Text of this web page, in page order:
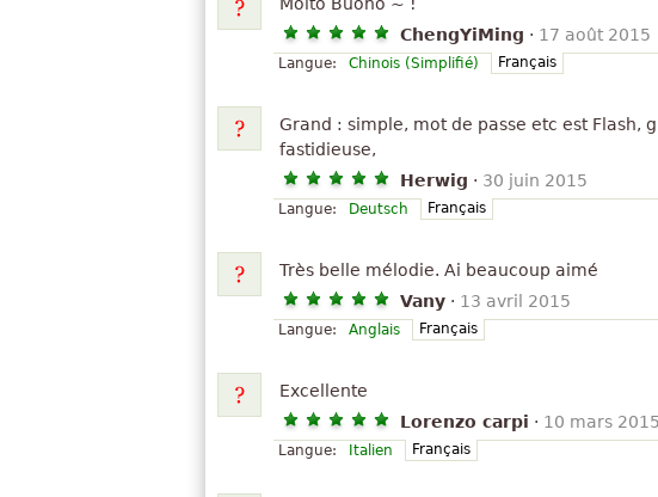
ChengYiMing · 17 août 2015
Langue: Chinois (Simplifié) Français
Grand : simple, mot de passe etc est Flash,
fastidieuse,
Herwig · 30 juin 2015
Langue: Deutsch Français
Très belle mélodie. Ai beaucoup aimé
Vany · 13 avril 2015
Langue: Anglais Français
Excellente
Lorenzo carpi · 10 mars 2015
Langue: Italien Français